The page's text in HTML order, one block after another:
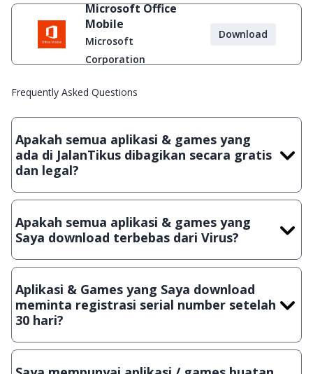
Microsoft Office
Mobile
Microsoft
Corporation
Download
Frequently Asked Questions
Apakah semua aplikasi & games yang
ada di JalanTikus dibagikan secara gratis
dan legal?
Ya, JalanTikus hanya membagikan aplikasi & games yang
crack, patch atau semacamnya.
Apakah semua aplikasi & games yang
Saya download terbebas dari Virus?
Ya, JalanTikus selalu melakukan scanning dengan 3 jenis
suatu aplikasi atau games, sehingga bisa dijamin 100%
terbebas dari virus.
Aplikasi & Games yang Saya download
meminta registrasi serial number setelah
30 hari?
Meskipun dibagikan secara gratis, namun ada beberapa